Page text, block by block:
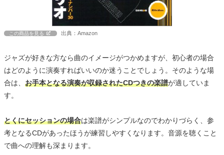
この商品を見る 出典：Amazon
ジャズが好きな方なら曲のイメージがつかめますが、初心者の場合
はどのように演奏すればいいのか迷うことでしょう。そのような場
合は、 お手本となる演奏が収録されたCDつきの楽譜が適していま
す。
とくにセッションの場合は楽譜がシンプルなのでわかりづらく、参
考となるCDがあったほうが練習しやすくなります。音源を聴くこと
で曲への理解も深まります。